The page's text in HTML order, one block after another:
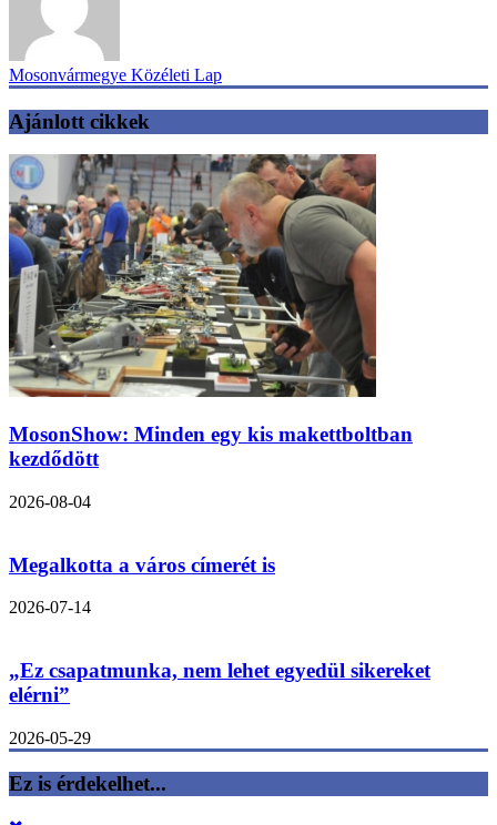
Mosonvármegye Közéleti Lap
Ajánlott cikkek
MosonShow: Minden egy kis makettboltban
kezdődött
2026-08-04
Megalkotta a város címerét is
2026-07-14
„Ez csapatmunka, nem lehet egyedül sikereket
elérni”
2026-05-29
Ez is érdekelhet...